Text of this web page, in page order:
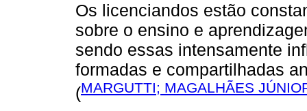
Os licenciandos estão
sobre o ensino e
sendo essas intensamente
formadas e compartilhadas
(MARGUTTI; MAGALHÃES